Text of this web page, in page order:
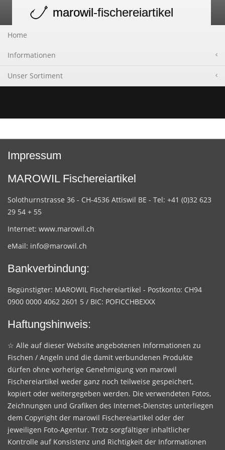
navigation
marowil-fischereiartikel
Home
Informationen
Unser Sortiment
Impressum
MAROWIL Fischereiartikel
Solothurnstrasse 36 - CH-4536 Attiswil BE - Tel: +41 (0)32 623
29 54 + 55
Internet: www.marowil.ch
eMail: info@marowil.ch
Bankverbindung:
Begünstigter: MAROWIL Fischereiartikel - Postkonto: CH94
0900 0000 4062 2601 5 / BIC: POFICCHBEXXX
Haftungshinweis:
☆ Alle auf dieser Website angebotenen Informationen zu
Fischen / Angeln und die damit verbundenen Produkte
dürfen ohne vorherige Genehmigung von marowil
Fischereiartikel weder ganz noch teilweise gespeichert,
kopiert oder weitergegeben werden. Die verwendeten Fotos,
Zeichnungen und Grafiken des Internet-Dienstes unterliegen
dem Copyright der marowil Fischereiartikel oder der
jeweiligen Foto-Agentur. Trotz sorgfältiger inhaltlicher
Kontrolle auf Konsistenz und Richtigkeit der Informationen